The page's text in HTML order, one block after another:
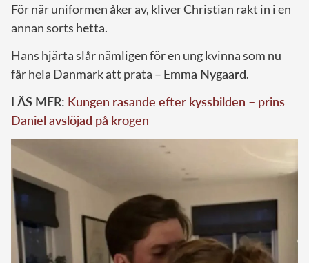
För när uniformen åker av, kliver Christian rakt in i en
annan sorts hetta.
Hans hjärta slår nämligen för en ung kvinna som nu
får hela Danmark att prata – Emma Nygaard.
LÄS MER: Kungen rasande efter kyssbilden – prins
Daniel avslöjad på krogen